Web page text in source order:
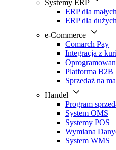
Systemy ERP
ERP dla
ERP dla
e-Commerce
Comarch Pay
Integracja z
Platforma B2B
Sprzedaż na
Handel
Program
System OMS
Systemy POS
Wymiana
System WMS